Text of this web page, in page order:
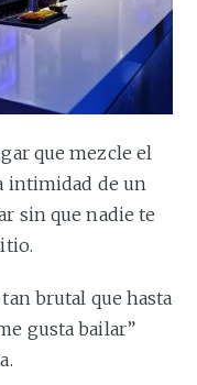
que mezcle el
intimidad de un
sin que nadie te
brutal que hasta
gusta bailar”